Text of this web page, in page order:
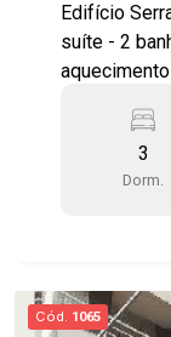
Edifício
suíte - 2
aquecimento à
Cozinha -
Piso
3
Dorm.
Cód. 1065